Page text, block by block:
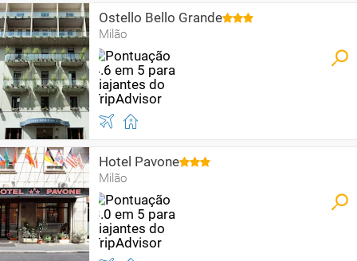
Ostello Bello Grande
Milão
Hotel Pavone
Milão